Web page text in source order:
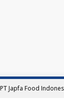
PT Japfa Food